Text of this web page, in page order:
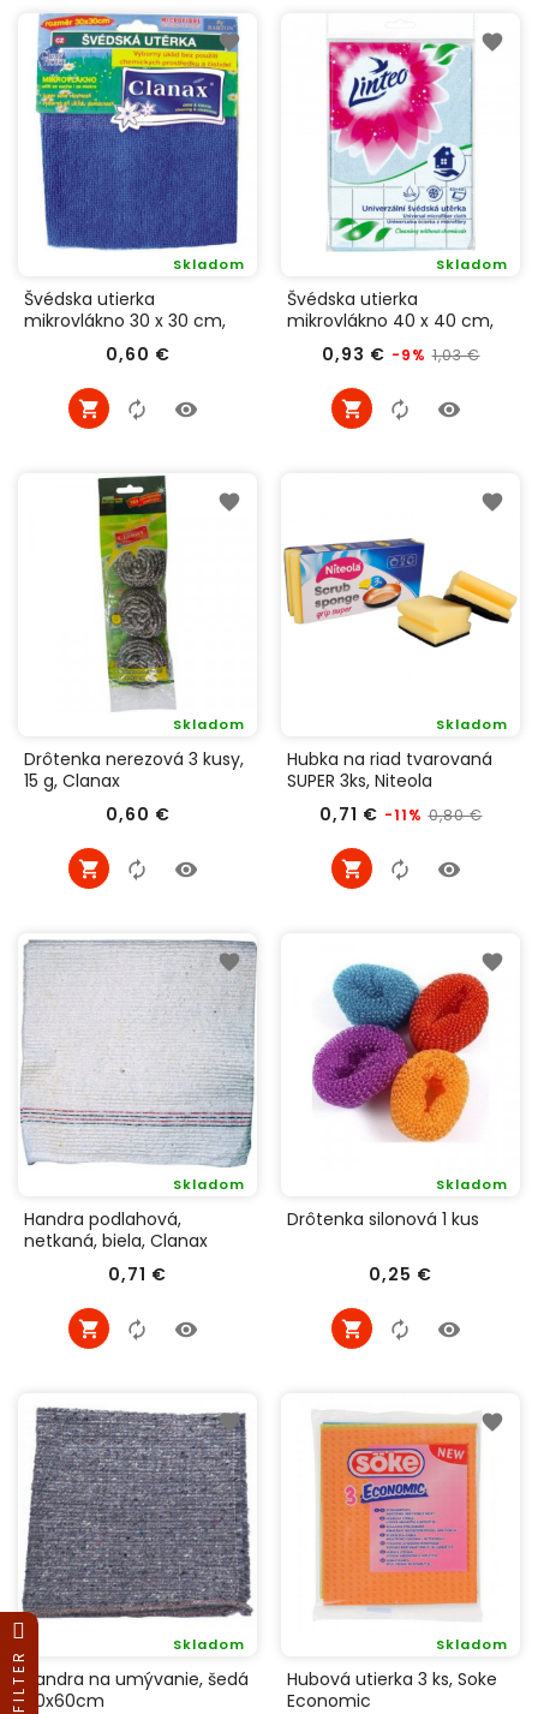
Švédska utierka
mikrovlákno 30 x 30 cm,
0,60 €
Skladom
Cena
Švédska utierka
mikrovlákno 40 x 40 cm,
Linteo0,93 € Bežná
-9% 1,03 €
Skladom
Cena
Drôtenka nerezová 3 kusy,
15 g, Clanax
0,60 €
Skladom
Cena
Hubka na riad tvarovaná
SUPER 3ks, Niteola
0,71 € Bežná
-11% 0,80 €
Skladom
Cena
Handra podlahová,
netkaná, biela, Clanax
0,71 €
Skladom
Drôtenka silonová 1 kus
0,25 €
Skladom
Handra na umývanie, šedá
80x60cm
Skladom
Hubová utierka 3 ks, Soke
Economic
Skladom
FILTER